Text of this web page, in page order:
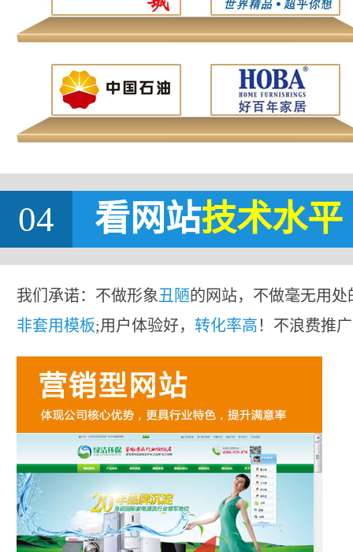
04 看网站技术水平
我们承诺：不做形象丑陋的网站，不做毫无用处
非套用模板;用户体验好， 转化率高！不浪费推